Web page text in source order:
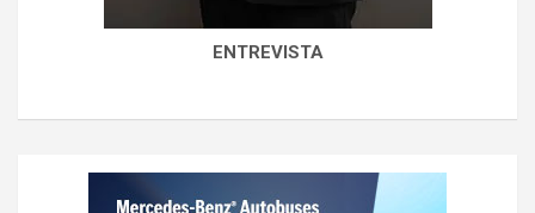
ENTREVISTA